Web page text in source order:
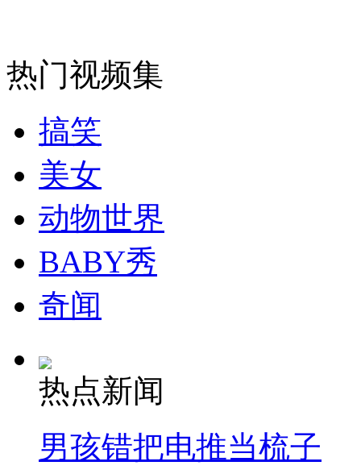
走！跟着总书记去植树
消防员救轻生者
纽约上演“枕头大战”
热门视频集
搞笑
美女
动物世界
BABY秀
奇闻
热点新闻
男孩错把电推当梳子